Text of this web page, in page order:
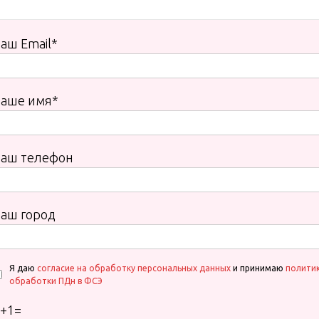
Email*
имя*
телефон
город
Я даю согласие на обработку персональных данных и принимаю
обработки ПДн в ФСЭ
+1 =